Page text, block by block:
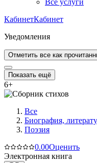
Все услуги
КабинетКабинет
Уведомления
Отметить все как
Показать ещё
6+
Все
Биография,
Поэзия
0.00Оценить
Электронная книга